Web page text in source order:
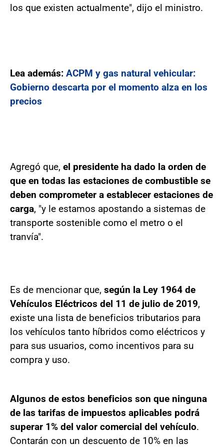
los que existen actualmente", dijo el ministro.
Lea además: ACPM y gas natural vehicular:
Gobierno descarta por el momento alza en los
precios
Agregó que, el presidente ha dado la orden de
que en todas las estaciones de combustible se
deben comprometer a establecer estaciones de
carga, "y le estamos apostando a sistemas de
transporte sostenible como el metro o el
tranvía".
Es de mencionar que, según la Ley 1964 de
Vehículos Eléctricos del 11 de julio de 2019,
existe una lista de beneficios tributarios para
los vehículos tanto híbridos como eléctricos y
para sus usuarios, como incentivos para su
compra y uso.
Algunos de estos beneficios son que ninguna
de las tarifas de impuestos aplicables podrá
superar 1% del valor comercial del vehículo.
Contarán con un descuento de 10% en las